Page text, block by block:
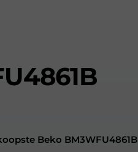
Beko BM3WFU4861B